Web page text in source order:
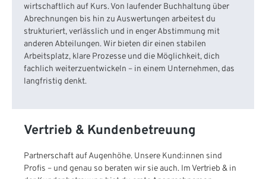
wirtschaftlich auf Kurs. Von laufender Buchhaltung über
Abrechnungen bis hin zu Auswertungen arbeitest du
strukturiert, verlässlich und in enger Abstimmung mit
anderen Abteilungen. Wir bieten dir einen stabilen
Arbeitsplatz, klare Prozesse und die Möglichkeit, dich
fachlich weiterzuentwickeln – in einem Unternehmen, das
langfristig denkt.
Vertrieb & Kundenbetreuung
Partnerschaft auf Augenhöhe. Unsere Kund:innen sind
Profis – und genau so beraten wir sie auch. Im Vertrieb & in